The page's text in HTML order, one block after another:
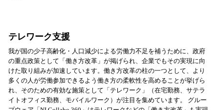
テレワーク支援
我が国の少子高齢化・人口減少による労働力不足を補うために、政府
の重点政策として「働き方改革」が掲げられ、企業でもその実現に向
けた取り組みが加速しています。働き方改革の柱の一つとして、より
多くの人が労働参加できるよう働き方の柔軟性を高めることが挙げら
れ、そのための有効な施策として「テレワーク」（在宅勤務、サテラ
イトオフィス勤務、モバイルワーク）が注目を集めています。 グルー